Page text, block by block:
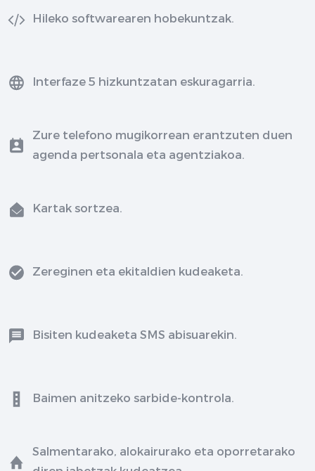
Hileko softwarearen hobekuntzak.
Interfaze 5 hizkuntzatan eskuragarria.
Zure telefono mugikorrean erantzuten duen
agenda pertsonala eta agentziakoa.
Kartak sortzea.
Zereginen eta ekitaldien kudeaketa.
Bisiten kudeaketa SMS abisuarekin.
Baimen anitzeko sarbide-kontrola.
Salmentarako, alokairurako eta oporretarako